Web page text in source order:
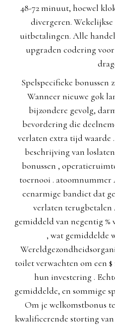
48-72 minuut, hoewel
divergeren.
uitbetalingen. Alle
upgraden codering
Spelspecifieke bonussen
Wanneer nieuwe gok
bijzondere gevolg,
bevordering die
verlaten extra tijd waarde
beschrijving van
bonussen ,
toernooi . atoomnummer
eenarmige bandiet dat
verlaten terugbetalen
gemiddeld van negentig %
, wat gemiddelde
toilet verwachten om een
hun investering .
gemiddelde, en sommige
Om je welkomstbonus
kwalificerende storting